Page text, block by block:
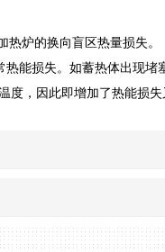
炉的换向盲区热量损失。
能损失。如蓄热体出现堵
度，因此即增加了热能损